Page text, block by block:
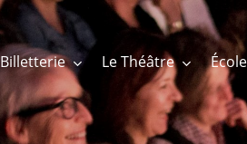
Billetterie Le Théâtre École